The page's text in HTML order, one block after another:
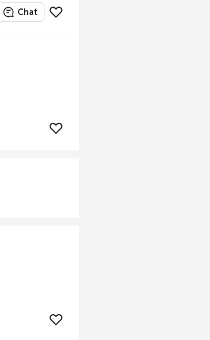
Chat